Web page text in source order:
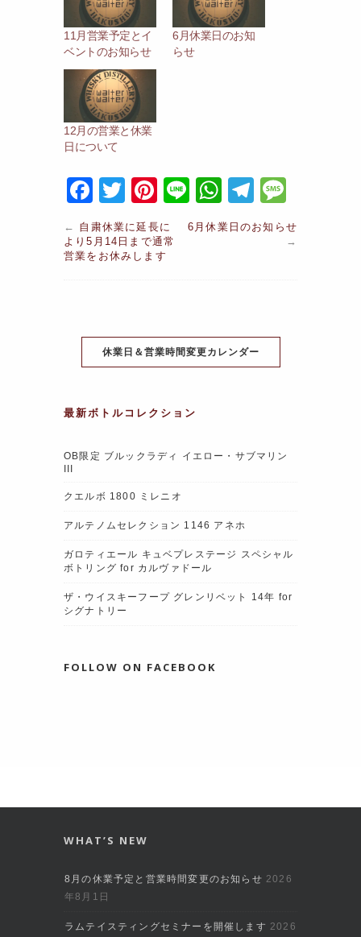
11月営業予定とイ
ベントのお知らせ
6月休業日のお知
らせ
12月の営業と休業
日について
F
a
c
e
o
k
T
w
itt
er
Pi
nt
er
e
Li
n
e
W
h
at
p
T
el
e
e
s
← 自粛休業に延長に
より5月14日まで通常
営業をお休みします
6月休業日のお知らせ
→
休業日＆営業時間変更カレンダー
最新ボトルコレクション
OB限定 ブルックラディ イエロー・サブマリン
III
クエルボ 1800 ミレニオ
アルテノムセレクション 1146 アネホ
ガロティエール キュベプレステージ スペシャル
ボトリング for カルヴァドール
ザ・ウイスキーフープ グレンリベット 14年 for
シグナトリー
FOLLOW ON FACEBOOK
WHAT’S NEW
8月の休業予定と営業時間変更のお知らせ 2026
年8月1日
ラムテイスティングセミナーを開催します 2026